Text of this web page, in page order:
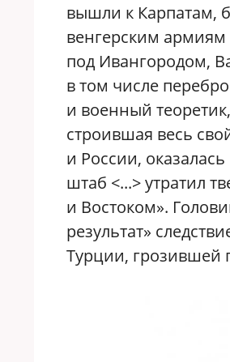
вышли к Карпатам,
венгерским
под Ивангородом,
в том числе
и военный
строившая весь
и России,
штаб <...> утратил
и Востоком».
результат»
Турции, грозившей